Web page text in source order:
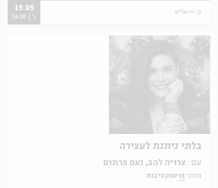
ירושלים
19.05
ו' | 14:00
בלתי ניתנת לעצירה
עם:
מתוך: פרספקטיבות